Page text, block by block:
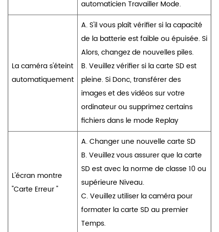
automaticien Travailler Mode.
La caméra s'éteint
automatiquement
A. S'il vous plaît vérifier si la capacité
de la batterie est faible ou épuisée. Si
Alors, changez de nouvelles piles.
B. Veuillez vérifier si la carte SD est
pleine. Si Donc, transférer des
images et des vidéos sur votre
ordinateur ou supprimez certains
fichiers dans le mode Replay
L'écran montre
"Carte Erreur "
A. Changer une nouvelle carte SD
B. Veuillez vous assurer que la carte
SD est avec la norme de classe 10 ou
supérieure Niveau.
C. Veuillez utiliser la caméra pour
formater la carte SD au premier
Temps.